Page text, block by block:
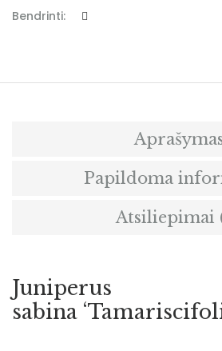
Bendrinti:
Papildoma
Atsiliepimai
Juniperus
sabina